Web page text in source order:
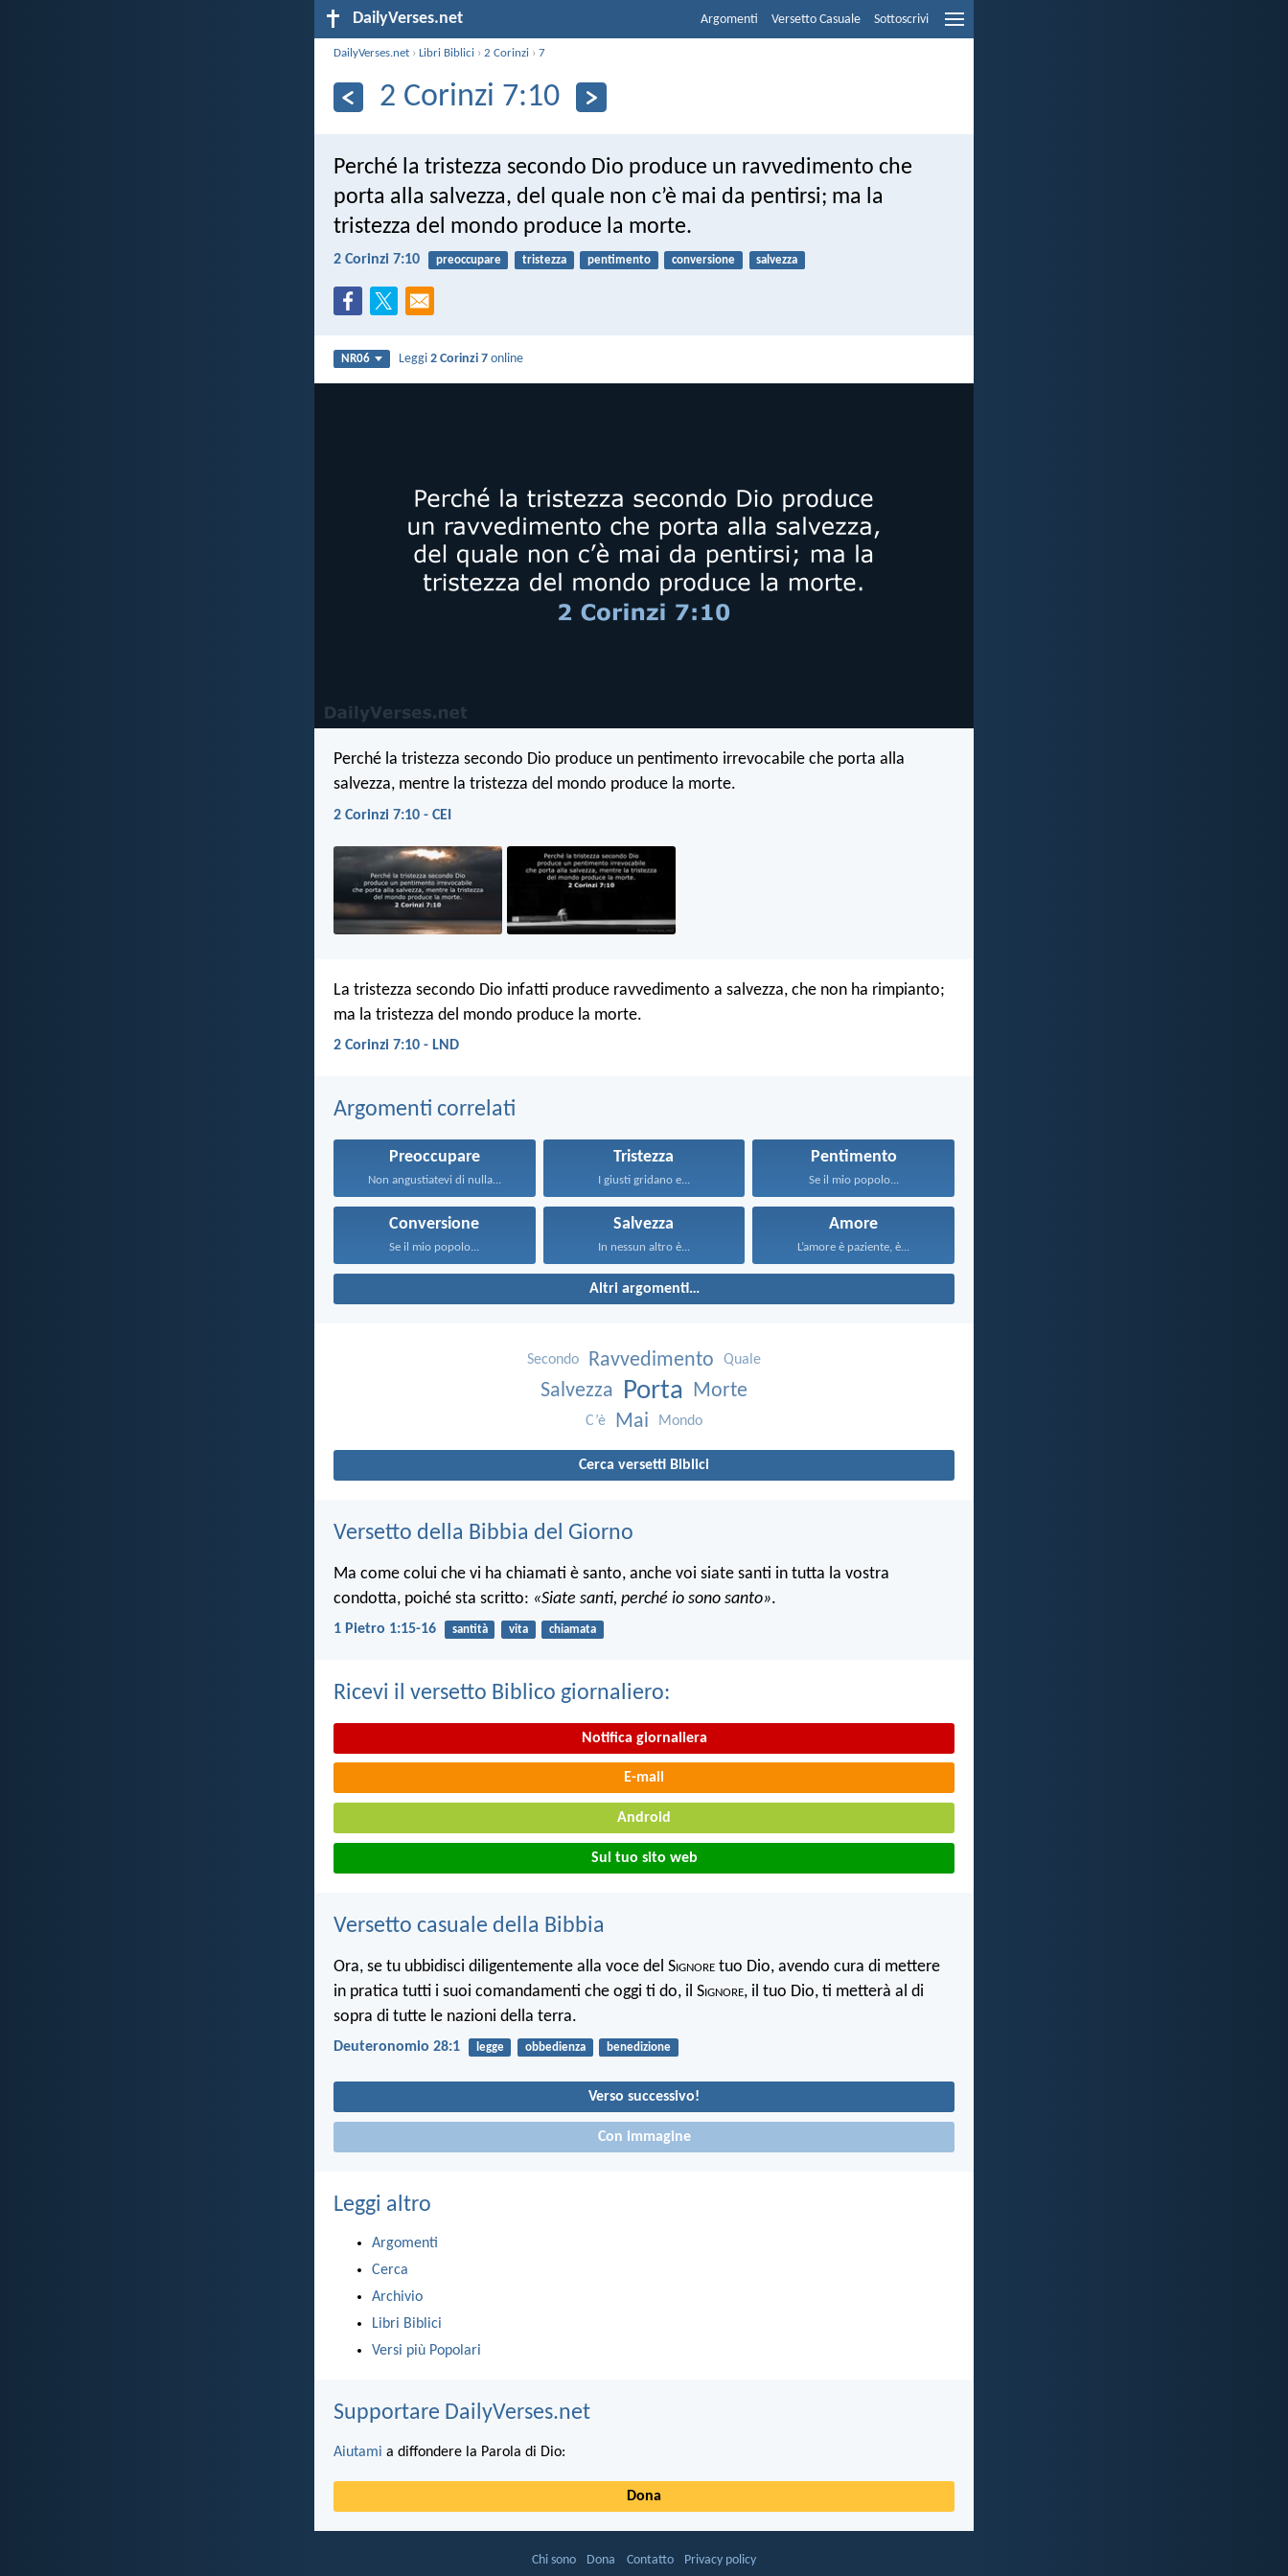
DailyVerses.net Argomenti Versetto Casuale Sottoscrivi
DailyVerses.net ›Libri Biblici ›2 Corinzi ›7
2 Corinzi 7:10
Perché la tristezza secondo Dio produce un ravvedimento che
porta alla salvezza, del quale non c’è mai da pentirsi; ma la
tristezza del mondo produce la morte.
2 Corinzi 7:10 preoccupare tristezza pentimento conversione salvezza
NR06 Leggi2 Corinzi 7 online
Perché la tristezza secondo Dio produce un pentimento irrevocabile che porta alla
salvezza, mentre la tristezza del mondo produce la morte.
2 Corinzi 7:10 - CEI
La tristezza secondo Dio infatti produce ravvedimento a salvezza, che non ha rimpianto;
ma la tristezza del mondo produce la morte.
2 Corinzi 7:10 - LND
Argomenti correlati
Preoccupare
Non angustiatevi di nulla...
Tristezza
I giusti gridano e...
Pentimento
Se il mio popolo...
Conversione
Se il mio popolo...
Salvezza
In nessun altro è...
Amore
L’amore è paziente, è...
Altri argomenti…
Secondo Ravvedimento Quale
Salvezza Porta Morte
C’è Mai Mondo
Cerca versetti Biblici
Versetto della Bibbia del Giorno
Ma come colui che vi ha chiamati è santo, anche voi siate santi in tutta la vostra
condotta, poiché sta scritto: «Siate santi, perché io sono santo».
1 Pietro 1:15-16 santità vita chiamata
Ricevi il versetto Biblico giornaliero:
Notifica giornaliera
E-mail
Android
Sul tuo sito web
Versetto casuale della Bibbia
Ora, se tu ubbidisci diligentemente alla voce del Signore tuo Dio, avendo cura di mettere
in pratica tutti i suoi comandamenti che oggi ti do, il Signore, il tuo Dio, ti metterà al di
sopra di tutte le nazioni della terra.
Deuteronomio 28:1 legge obbedienza benedizione
Verso successivo!
Con immagine
Leggi altro
Argomenti
Cerca
Archivio
Libri Biblici
Versi più Popolari
Supportare DailyVerses.net
Aiutami a diffondere la Parola di Dio:
Dona
Chi sono Dona Contatto Privacy policy